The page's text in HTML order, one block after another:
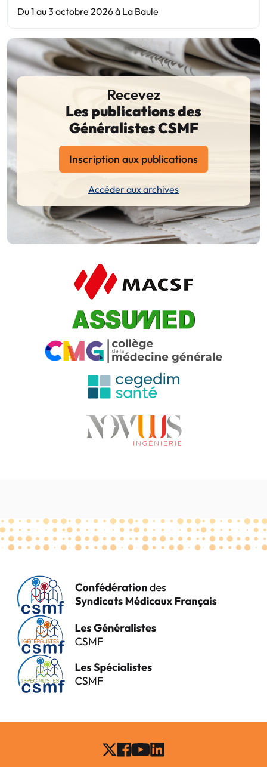
Du 1 au 3 octobre 2026 à La Baule
Recevez
Les publications des
Généralistes CSMF
Inscription aux publications
Accéder aux archives